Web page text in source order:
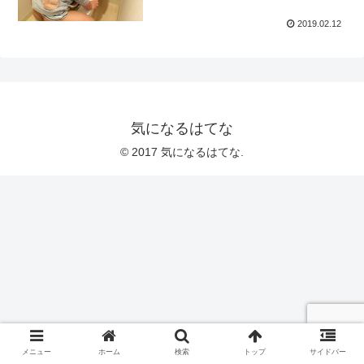
2019.02.12
気になるはてな
© 2017 気になるはてな.
メニュー ホーム 検索 トップ サイドバー